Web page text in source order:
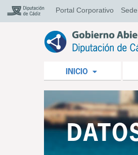
Portal Corporativo
INICIO